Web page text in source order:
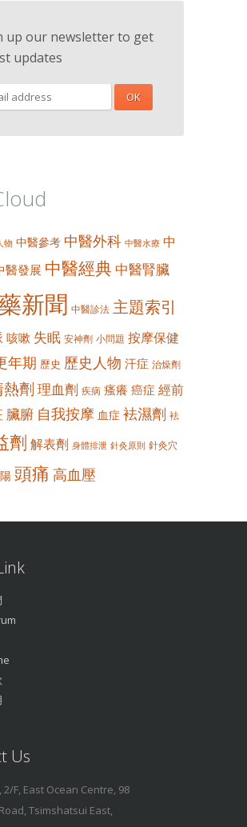
up our newsletter to get
updates
物 中醫參考 中醫外科 中醫水療 中
醫發展 中醫經典 中醫腎臟
新聞 中醫診法 主題索引
咳嗽 失眠 安神劑 小問題 按摩保健
年期 歷史 歷史人物 汗症 治燥劑
熱劑 理血劑 疾病 瘙癢 癌症 經前
臟腑 自我按摩 血症 袪濕劑 袪
劑 解表劑 身體排泄 針灸原則 針灸穴
頭痛 高血壓
Us
2/F, East Ocean Centre, 98
Tsimshatsui East,